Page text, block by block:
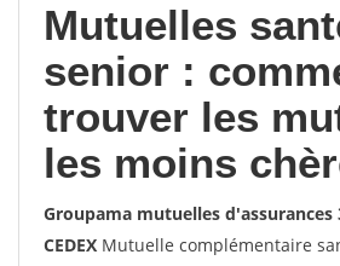
Mutuelles
senior :
trouver les
les moins
Groupama mutuelles d'assurances
CEDEX Mutuelle complémentaire